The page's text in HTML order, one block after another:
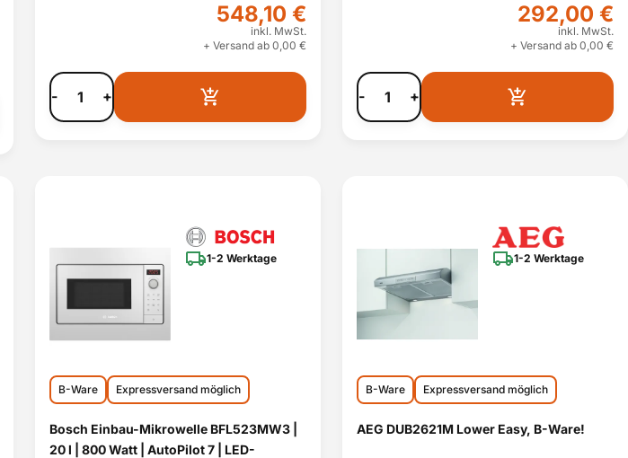
548,10 €
inkl. MwSt.
+ Versand ab 0,00 €
- +
292,00 €
inkl. MwSt.
+ Versand ab 0,00 €
- +
1-2 Werktage
B-Ware Expressversand möglich
Bosch Einbau-Mikrowelle BFL523MW3 |
20 l | 800 Watt | AutoPilot 7 | LED-
1-2 Werktage
B-Ware Expressversand möglich
AEG DUB2621M Lower Easy, B-Ware!